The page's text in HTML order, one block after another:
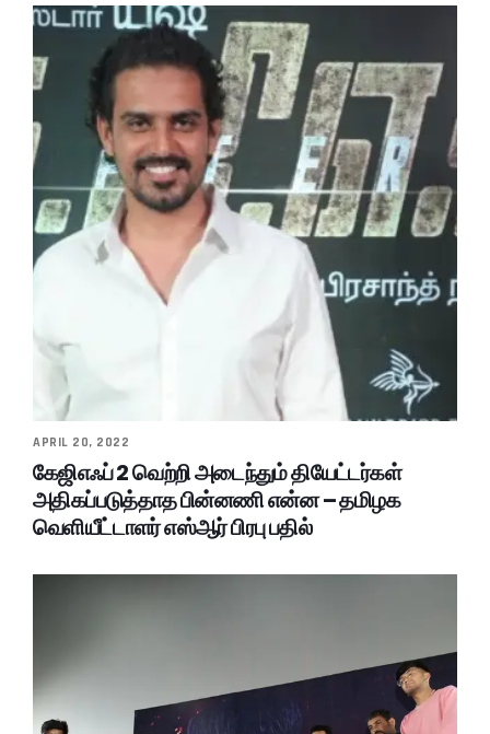
APRIL 20, 2022
கேஜிஎஃப் 2 வெற்றி அடைந்தும் தியேட்டர்கள்
அதிகப்படுத்தாத பின்னணி என்ன – தமிழக
வெளியீட்டாளர் எஸ்ஆர் பிரபு பதில்